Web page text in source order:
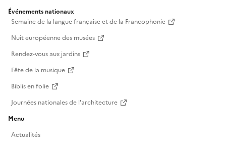
Événements nationaux
Semaine de la langue française et de la Francophonie
Nuit européenne des musées
Rendez-vous aux jardins
Fête de la musique
Biblis en folie
Journées nationales de l'architecture
Menu
Actualités